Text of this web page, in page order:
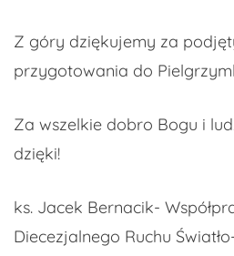
Z góry dziękujemy za
przygotowania do
Za wszelkie dobro Bogu i
dzięki!
ks. Jacek Bernacik-
Diecezjalnego Ruchu